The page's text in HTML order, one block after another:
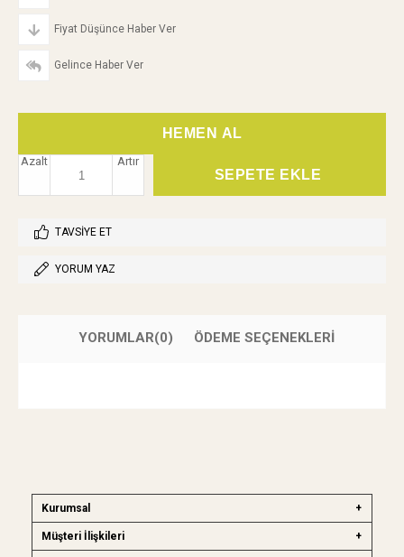
Fiyat Düşünce Haber Ver
Gelince Haber Ver
Artır
Azalt
TAVSIYE ET
YORUM YAZ
YORUMLAR(0) ÖDEME SEÇENEKLERI
Kurumsal
Müşteri İlişkileri